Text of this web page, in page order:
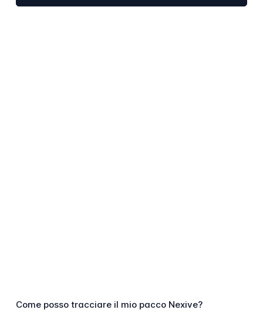
Come posso tracciare il mio pacco Nexive?